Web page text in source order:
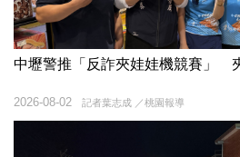
中壢警推「反詐夾娃娃機競賽」
記者葉志成 ／桃園報導
2026-08-02